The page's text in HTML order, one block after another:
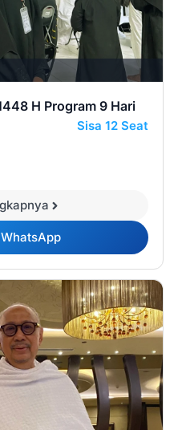
H Program 9 Hari
Sisa 12 Seat